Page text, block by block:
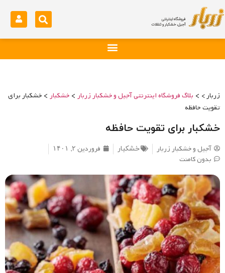
زربار > > بلاگ فروشگاه اینترنتی آجیل و خشکبار زربار > خشکبار > خشکبار برای
تقویت حافظه
خشکبار برای تقویت حافظه
آجیل و خشکبار زربار خشکبار
فروردین ۲, ۱۴۰۱
بدون کامنت